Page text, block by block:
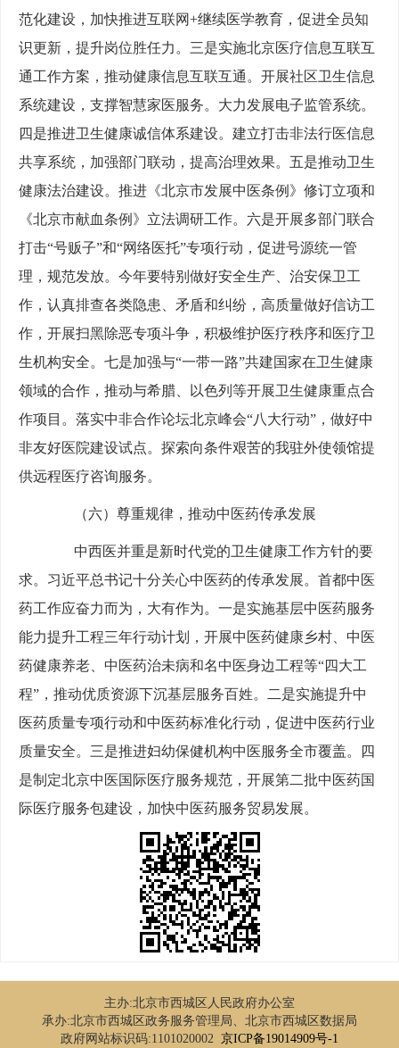
范化建设，加快推进互联网+继续医学教育，促进全员知
识更新，提升岗位胜任力。三是实施北京医疗信息互联互
通工作方案，推动健康信息互联互通。开展社区卫生信息
系统建设，支撑智慧家医服务。大力发展电子监管系统。
四是推进卫生健康诚信体系建设。建立打击非法行医信息
共享系统，加强部门联动，提高治理效果。五是推动卫生
健康法治建设。推进《北京市发展中医条例》修订立项和
《北京市献血条例》立法调研工作。六是开展多部门联合
打击“号贩子”和“网络医托”专项行动，促进号源统一管
理，规范发放。今年要特别做好安全生产、治安保卫工
作，认真排查各类隐患、矛盾和纠纷，高质量做好信访工
作，开展扫黑除恶专项斗争，积极维护医疗秩序和医疗卫
生机构安全。七是加强与“一带一路”共建国家在卫生健康
领域的合作，推动与希腊、以色列等开展卫生健康重点合
作项目。落实中非合作论坛北京峰会“八大行动”，做好中
非友好医院建设试点。探索向条件艰苦的我驻外使领馆提
供远程医疗咨询服务。
（六）尊重规律，推动中医药传承发展
中西医并重是新时代党的卫生健康工作方针的要
求。习近平总书记十分关心中医药的传承发展。首都中医
药工作应奋力而为，大有作为。一是实施基层中医药服务
能力提升工程三年行动计划，开展中医药健康乡村、中医
药健康养老、中医药治未病和名中医身边工程等“四大工
程”，推动优质资源下沉基层服务百姓。二是实施提升中
医药质量专项行动和中医药标准化行动，促进中医药行业
质量安全。三是推进妇幼保健机构中医服务全市覆盖。四
是制定北京中医国际医疗服务规范，开展第二批中医药国
际医疗服务包建设，加快中医药服务贸易发展。
主办:北京市西城区人民政府办公室
承办:北京市西城区政务服务管理局、北京市西城区数据局
政府网站标识码:1101020002 京ICP备19014909号-1